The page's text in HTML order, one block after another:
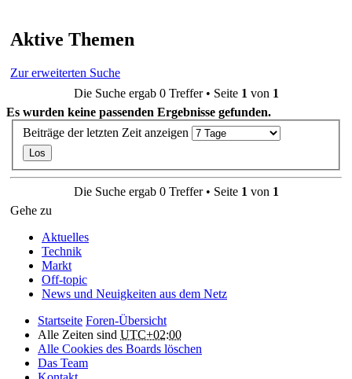
Aktive Themen
Zur erweiterten Suche
Die Suche ergab 0 Treffer • Seite 1 von 1
Es wurden keine passenden Ergebnisse gefunden.
Beiträge der letzten Zeit anzeigen
Die Suche ergab 0 Treffer • Seite 1 von 1
Gehe zu
Aktuelles
Technik
Markt
Off-topic
News und Neuigkeiten aus dem Netz
Startseite Foren-Übersicht
Alle Zeiten sind UTC+02:00
Alle Cookies des Boards löschen
Das Team